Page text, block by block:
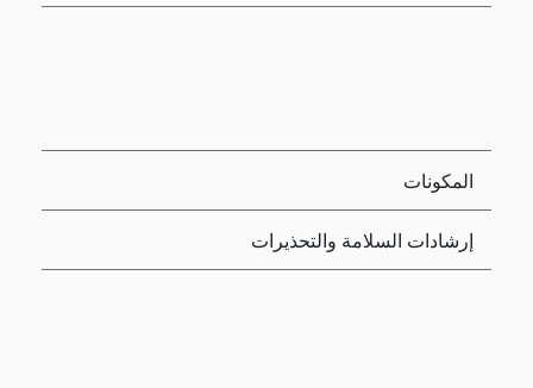
المكونات
إرشادات السلامة والتحذيرات